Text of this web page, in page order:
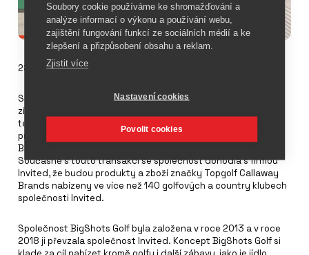
28. února 2024
Společnost Topgolf Callaway Brands Corp
získala některá aktiva společnosti Invited, Inc. se sídlem v
texaském Dallasu, která je největším vlastníkem a
provozovatelem soukromých golfových klubů v USA s názvem
BigShots Golf. Kupní cena činí přibližně 29 milionů USD.
Současně s touto transakcí se společnost dohodla s firmou
Invited, že budou produkty a zboží značky Topgolf Callaway
Brands nabízeny ve více než 140 golfových a country klubech
společnosti Invited.
Společnost BigShots Golf byla založena v roce 2013 a v roce
2018 ji převzala společnost Invited. Koncept BigShots Golf si
Soubory cookie používáme ke shromažďování a
analýze informací o výkonu a používání webu,
zajištění fungování funkcí ze sociálních médií a ke
zlepšení a přizpůsobení obsahu a reklam.
Zjistit více
Nastavení cookies
Povolit cookies